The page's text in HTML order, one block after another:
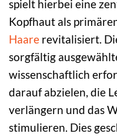
spielt hierbei eine
Kopfhaut als
Haare revitalisiert.
sorgfältig
wissenschaftlich
darauf abzielen, die
verlängern und das
stimulieren. Dies